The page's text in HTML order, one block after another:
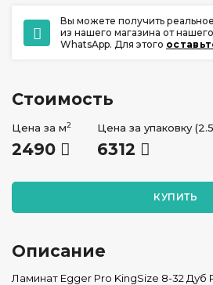
Вы можете получить
из нашего магазина от
WhatsApp. Для этого
Стоимость
Цена за м2
2490
Цена за упаковку
6312
КУПИТЬ
Описание
Ламинат Egger Pro KingSize 8-32 Дуб